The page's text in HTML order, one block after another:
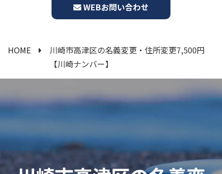
WEBお問い合わせ
HOME
川崎市高津区の名義変更・住所変更7,500円
【川崎ナンバー】